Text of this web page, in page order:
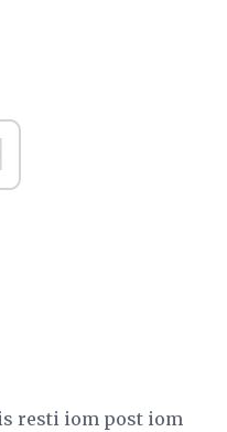
resti iom post iom